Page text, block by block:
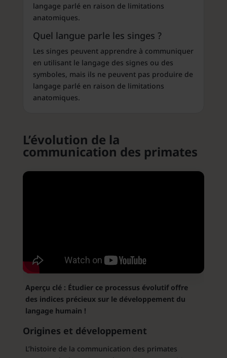
langage parlé en raison de limitations
anatomiques.
Quel langue parle les singes ?
Les singes peuvent apprendre à communiquer
en utilisant le langage des signes ou des
symboles, mais ils ne peuvent pas produire de
langage parlé en raison de limitations
anatomiques.
L’évolution de la
communication des primates
Aperçu clé : Étudier ce processus évolutif offre
des indices précieux sur le développement du
langage humain !
Origines et développement
L’histoire de la communication des primates